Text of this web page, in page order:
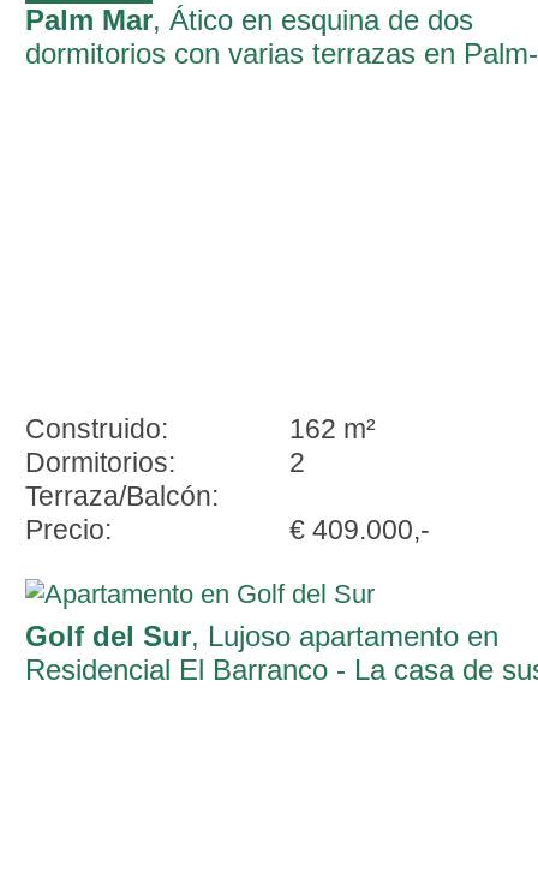
Palm Mar, Ático en esquina de dos
dormitorios con varias terrazas en Palm-
Construido:
162 m²
Dormitorios:
2
Terraza/Balcón:
Precio:
€ 409.000,-
Golf del Sur, Lujoso apartamento en
Residencial El Barranco - La casa de